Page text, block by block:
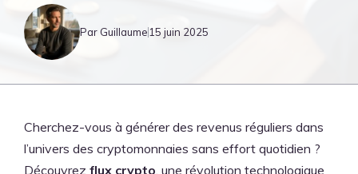
Par Guillaume 15 juin 2025
Cherchez-vous à générer des revenus réguliers dans
l’univers des cryptomonnaies sans effort quotidien ?
Découvrez flux crypto, une révolution technologique